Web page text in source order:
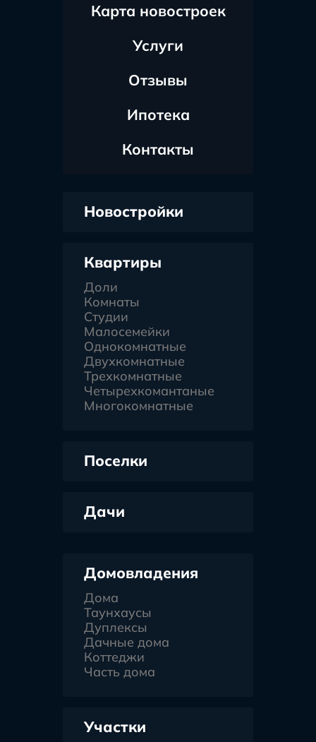
Карта новостроек
Услуги
Отзывы
Ипотека
Контакты
Новостройки
Квартиры
Доли
Комнаты
Студии
Малосемейки
Однокомнатные
Двухкомнатные
Трехкомнатные
Четырехкомантаные
Многокомнатные
Поселки
Дачи
Домовладения
Дома
Таунхаусы
Дуплексы
Дачные дома
Коттеджи
Часть дома
Участки